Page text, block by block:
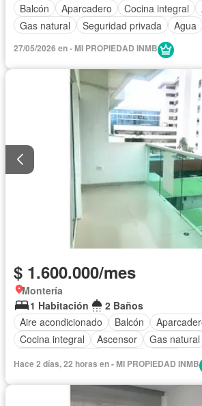
Balcón
Aparcadero Cocina integral
Gas natural
Seguridad privada Agua
27/05/2026 en - MI PROPIEDAD INMB
$ 1.600.000/mes
Montería
1 Habitación
2 Baños
Aire acondicionado
Balcón
Cocina integral
Ascensor
Gas natural
Hace 2 días, 22 horas en - MI PROPIEDAD INMB